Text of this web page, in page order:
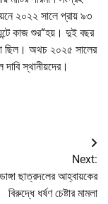
২০২২ সালে প্রায় ৯৩
কাজ শুর“হয়। দুই বছর
ছিল। অথচ ২০২৫ সালের
স্থানীয়দের।
Next:
ছাত্রদলের আহ্বায়কের
বিরুদ্ধে ধর্ষণ চেষ্টার মামলা